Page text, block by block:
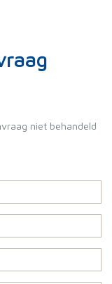
niet behandeld